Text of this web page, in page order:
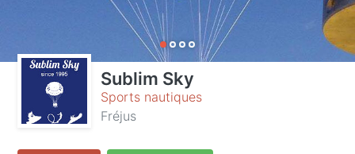
Sublim Sky
Sports nautiques
Fréjus